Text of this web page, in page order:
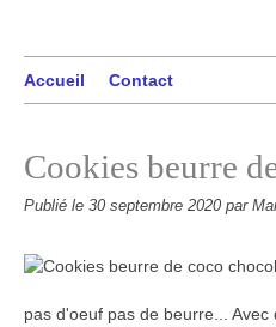
Accueil Contact
Cookies beurre
Publié le 30 septembre 2020 par
pas d'oeuf pas de beurre...